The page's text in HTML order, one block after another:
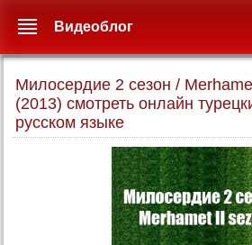
Милосердие 2 сезон /
(2013) смотреть онлайн
русском языке
Видеоблог